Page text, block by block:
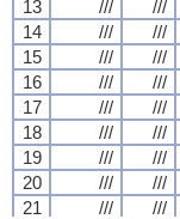
13
/// ///
14
/// ///
15
/// ///
16
/// ///
17
/// ///
18
/// ///
19
/// ///
20
/// ///
21
/// ///
13
/// ///
14
/// ///
15
/// ///
16
/// ///
17
/// ///
18
/// ///
19
/// ///
20
/// ///
21
/// ///
13
/// ///
14
/// ///
15
/// ///
16
/// ///
17
/// ///
18
/// ///
19
/// ///
20
/// ///
21
/// ///
13
/// ///
14
/// ///
15
/// ///
16
/// ///
17
/// ///
18
/// ///
19
/// ///
20
/// ///
21
/// ///